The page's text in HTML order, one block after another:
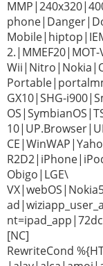
GX10|SHG-
Obigo|LGE\
[NC]
RewriteCond